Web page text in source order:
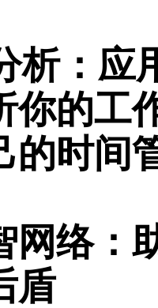
析：应
你的工
的时间
网络：
盾